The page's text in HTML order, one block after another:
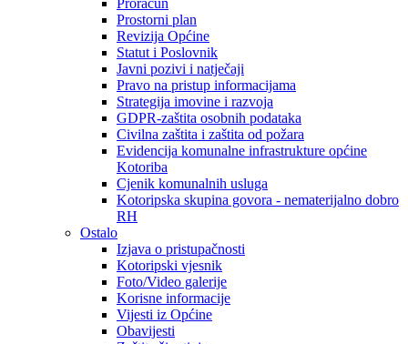
Proračun
Prostorni plan
Revizija Općine
Statut i Poslovnik
Javni pozivi i natječaji
Pravo na pristup informacijama
Strategija imovine i razvoja
GDPR-zaštita osobnih podataka
Civilna zaštita i zaštita od požara
Evidencija komunalne infrastrukture općine
Kotoriba
Cjenik komunalnih usluga
Kotoripska skupina govora - nematerijalno dobro
RH
Ostalo
Izjava o pristupačnosti
Kotoripski vjesnik
Foto/Video galerije
Korisne informacije
Vijesti iz Općine
Obavijesti